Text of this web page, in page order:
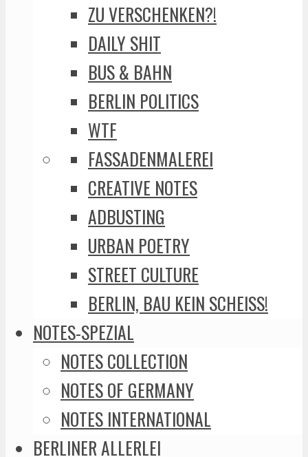
ZU VERSCHENKEN?!
DAILY SHIT
BUS & BAHN
BERLIN POLITICS
WTF
FASSADENMALEREI
CREATIVE NOTES
ADBUSTING
URBAN POETRY
STREET CULTURE
BERLIN, BAU KEIN SCHEISS!
NOTES-SPEZIAL
NOTES COLLECTION
NOTES OF GERMANY
NOTES INTERNATIONAL
BERLINER ALLERLEI